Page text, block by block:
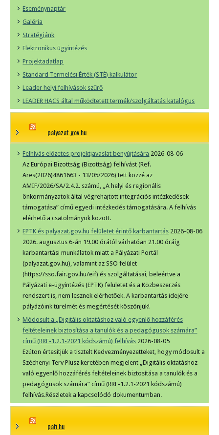
Eseménynaptár
Galéria
Stratégiánk
Elektronikus ügyintézés
Projektadatlap
Standard Termelési Érték (STÉ) kalkulátor
Leader helyi felhívások szűrő
LEADER HACS által működtetett termék/szolgáltatás katalógus
palyazat.gov.hu
Felhívás előzetes projektjavaslat benyújtására 2026-08-06
Az Európai Bizottság (Bizottság) felhívást (Ref.
Ares(2026)4861663 - 13/05/2026) tett közzé az
AMIF/2026/SA/2.4.2. számú, „A helyi és regionális
önkormányzatok által végrehajtott integrációs intézkedések
támogatása” című egyedi intézkedés támogatására. A felhívás
elérhető a csatolmányok között.
EPTK és palyazat.gov.hu felületet érintő karbantartás 2026-08-06
2026. augusztus 6-án 19.00 órától várhatóan 21.00 óráig
karbantartási munkálatok miatt a Pályázati Portál
(palyazat.gov.hu), valamint az SSO felület
(https://sso.fair.gov.hu/eif) és szolgáltatásai, beleértve a
Pályázati e-ügyintézés (EPTK) felületet és a Közbeszerzés
rendszert is, nem lesznek elérhetőek. A karbantartás idejére
pályázóink türelmét és megértését köszönjük!
Módosult a „Digitális oktatáshoz való egyenlő hozzáférés
feltételeinek biztosítása a tanulók és a pedagógusok számára”
című (RRF-1.2.1-2021 kódszámú) felhívás 2026-08-05
Ezúton értesítjük a tisztelt Kedvezményezetteket, hogy módosult a
Széchenyi Terv Plusz keretében megjelent „Digitális oktatáshoz
való egyenlő hozzáférés feltételeinek biztosítása a tanulók és a
pedagógusok számára” című (RRF-1.2.1-2021 kódszámú)
felhívás.Részletek a kapcsolódó dokumentumban.
pafi.hu